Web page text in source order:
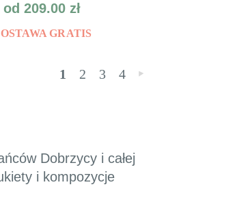
od 209.00 zł
GRATIS
1 2 3 4 »
Dobrzycy i całej
i kompozycje